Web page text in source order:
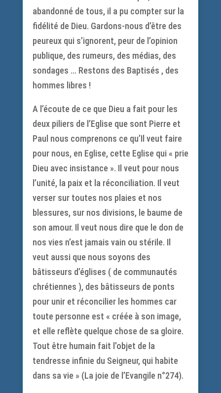
abandonné de tous, il a pu compter sur la
fidélité de Dieu. Gardons-nous d’être des
peureux qui s’ignorent, peur de l’opinion
publique, des rumeurs, des médias, des
sondages … Restons des Baptisés , des
hommes libres !
A l’écoute de ce que Dieu a fait pour les
deux piliers de l’Eglise que sont Pierre et
Paul nous comprenons ce qu’Il veut faire
pour nous, en Eglise, cette Eglise qui « prie
Dieu avec insistance ». Il veut pour nous
l’unité, la paix et la réconciliation. Il veut
verser sur toutes nos plaies et nos
blessures, sur nos divisions, le baume de
son amour. Il veut nous dire que le don de
nos vies n’est jamais vain ou stérile. Il
veut aussi que nous soyons des
bâtisseurs d’églises ( de communautés
chrétiennes ), des bâtisseurs de ponts
pour unir et réconcilier les hommes car
toute personne est « créée à son image,
et elle reflète quelque chose de sa gloire.
Tout être humain fait l’objet de la
tendresse infinie du Seigneur, qui habite
dans sa vie » (La joie de l’Evangile n°274).